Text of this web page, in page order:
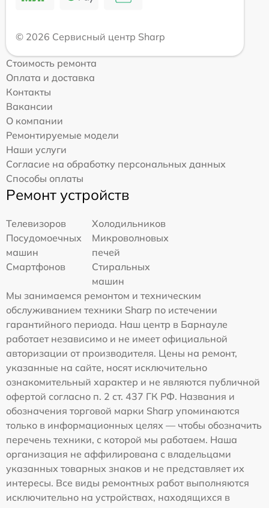
© 2026 Сервисный центр Sharp
Стоимость ремонта
Оплата и доставка
Контакты
Вакансии
О компании
Ремонтируемые модели
Наши услуги
Согласие на обработку персональных данных
Способы оплаты
Ремонт устройств
Телевизоров
Холодильников
Посудомоечных
машин
Микроволновых
печей
Смартфонов
Стиральных
машин
Мы занимаемся ремонтом и техническим
обслуживанием техники Sharp по истечении
гарантийного периода. Наш центр в Барнауле
работает независимо и не имеет официальной
авторизации от производителя. Цены на ремонт,
указанные на сайте, носят исключительно
ознакомительный характер и не являются публичной
офертой согласно п. 2 ст. 437 ГК РФ. Названия и
обозначения торговой марки Sharp упоминаются
только в информационных целях — чтобы обозначить
перечень техники, с которой мы работаем. Наша
организация не аффилирована с владельцами
указанных товарных знаков и не представляет их
интересы. Все виды ремонтных работ выполняются
исключительно на устройствах, находящихся в